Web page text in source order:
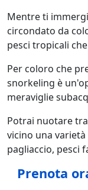
Mentre ti
circondato da
pesci tropicali
Per coloro che
snorkeling è
meraviglie
Potrai nuotare
vicino una
pagliaccio, pesci
Prenota